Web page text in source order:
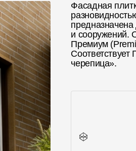
Фасадная
и сооружений.
Премиум
черепица».